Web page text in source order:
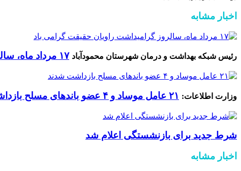
اخبار مشابه
رئیس شبکه بهداشت و درمان شهرستان محمودآباد ۱۷ مرداد ماه، سالروز گرامیداشت راویان حقیقت گرامی باد
وزارت اطلاعات: ۲۱ عامل موساد و ۴ عضو باند‌های مسلح بازداشت شدند
شرط جدید برای بازنشستگی اعلام شد
اخبار مشابه